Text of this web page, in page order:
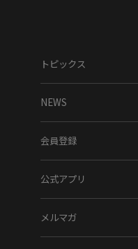
トピックス
NEWS
会員登録
公式アプリ
メルマガ